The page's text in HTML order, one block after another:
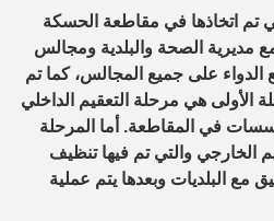
تم اتخاذها في مقاطعة الحسكة
مديرية الصحة والبلدية ومجالس
الدواء على جميع المجالس، كما تم
الأولى هي مرحلة التعقيم الداخلي
في المقاطعة. أما المرحلة
الخارجي والتي تم فيها تنظيف
مع البلديات وبعدها يتم عملية